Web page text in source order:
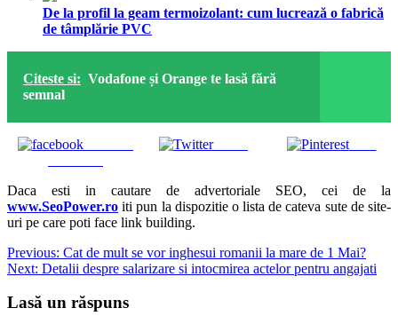
De la profil la geam termoizolant: cum lucrează o fabrică
de tâmplărie PVC
Citeste si: Vodafone și Orange te lasă fără
semnal
Tweet Save
Daca esti in cautare de advertoriale SEO, cei de la
www.SeoPower.ro iti pun la dispozitie o lista de cateva sute de site-
uri pe care poti face link building.
Navigare
în
articole
Previous: Cat de mult se vor inghesui romanii la mare de 1 Mai?
Next: Detalii despre salarizare si intocmirea actelor pentru angajati
Lasă un răspuns